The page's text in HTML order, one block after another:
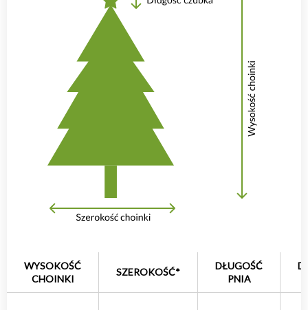
WYSOKOŚĆ
CHOINKI
SZEROKOŚĆ*
DŁUGOŚĆ
PNIA